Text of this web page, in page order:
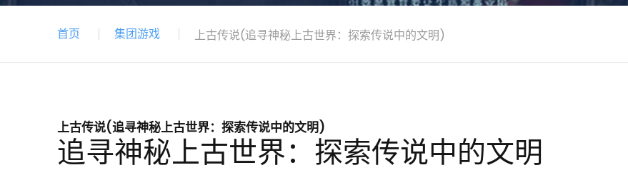
首页 集团游戏 上古传说(追寻神秘上古世界：探索传说中的文明)
上古传说(追寻神秘上古世界：探索传说中的文明)
追寻神秘上古世界：探索传说中的文明